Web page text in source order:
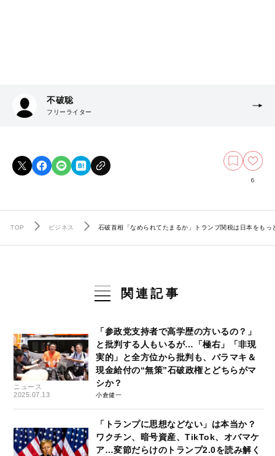
不破聡
フリーライター
6
TOP ビジネス 石破首相「なめられてたまるか」トランプ関税は日本をも
関連記事
ニュース
2025.07.13
「参政党支持者で高学歴の方いるの？」
と批判する人もいるが…「極右」「非現
実的」と全方位から批判も、バラマキ＆
現金給付の“無策”石破政権とどちらがマ
シか？
小倉健一
「トランプに思想などない」は本当か？
ワクチン、暗号資産、TikTok、オバマケ
ア…変節だらけのトランプ2.0を読み解く